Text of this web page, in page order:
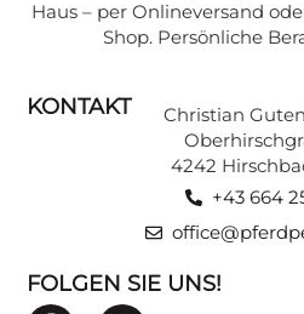
Haus – per Onlineversand
Shop. Persönliche
KONTAKT
Christian
4242
+43 664
FOLGEN SIE UNS!